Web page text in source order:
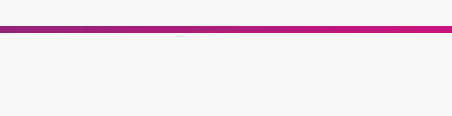
o
r